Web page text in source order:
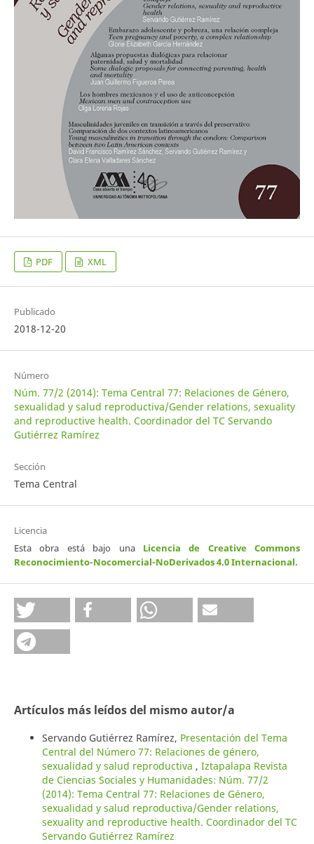
PDF XML
Publicado
2018-12-20
Número
Núm. 77/2 (2014): Tema Central 77: Relaciones de Género,
sexualidad y salud reproductiva/Gender relations, sexuality
and reproductive health. Coordinador del TC Servando
Gutiérrez Ramírez
Sección
Tema Central
Licencia
Esta obra está bajo una Licencia de Creative Commons
Reconocimiento-Nocomercial-NoDerivados 4.0 Internacional.
Artículos más leídos del mismo autor/a
Servando Gutiérrez Ramírez, Presentación del Tema
Central del Número 77: Relaciones de género,
sexualidad y salud reproductiva , Iztapalapa Revista
de Ciencias Sociales y Humanidades: Núm. 77/2
(2014): Tema Central 77: Relaciones de Género,
sexualidad y salud reproductiva/Gender relations,
sexuality and reproductive health. Coordinador del TC
Servando Gutiérrez Ramírez